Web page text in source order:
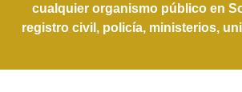
cualquier organismo público en
registro civil, policía, ministerios,